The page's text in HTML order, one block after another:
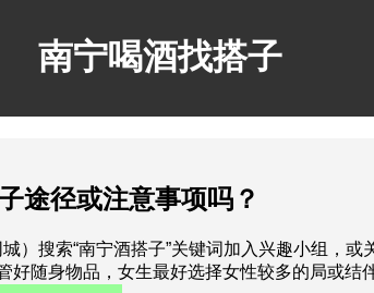
南宁喝酒找搭子
途径或注意事项吗？
）搜索“南宁酒搭子”关键词加入兴趣小组，
随身物品，女生最好选择女性较多的局或结